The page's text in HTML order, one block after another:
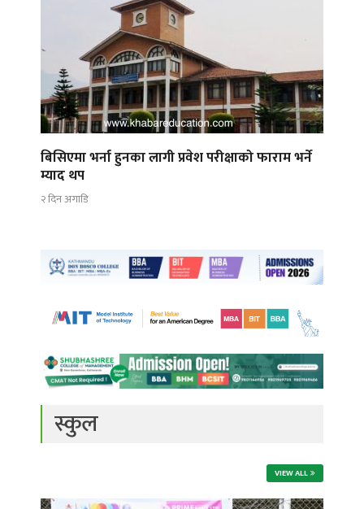
बिसिएमा भर्ना हुनका लागी प्रवेश परीक्षाको फाराम भर्ने
म्याद थप
२ दिन अगाडि
स्कुल
VIEW ALL